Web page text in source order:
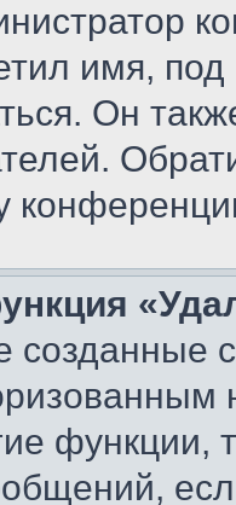
имя,
Он
созданные
функции,